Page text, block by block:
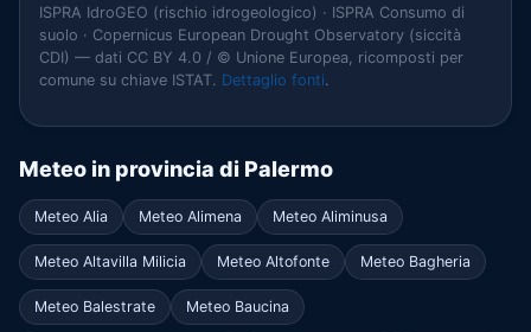
ISPRA IdroGEO (rischio idrogeologico) · ISPRA Consumo di
suolo · Copernicus European Drought Observatory (siccità
CDI) — dati CC BY 4.0 / © Unione Europea, ricomposti per
comune su chiave ISTAT. Dettaglio fonti.
Meteo in provincia di Palermo
Meteo Alia Meteo Alimena Meteo Aliminusa
Meteo Altavilla Milicia Meteo Altofonte Meteo Bagheria
Meteo Balestrate Meteo Baucina